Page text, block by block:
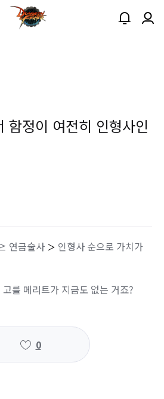
함정이 여전히 인형사인
연금술사 ＞ 인형사 순으로 가치가
를 메리트가 지금도 없는 거죠?
0